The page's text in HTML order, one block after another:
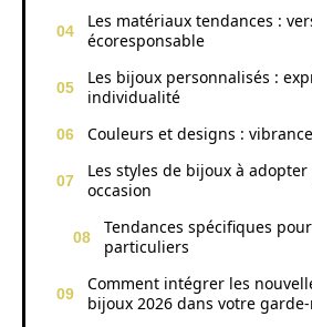
Les matériaux tendances :
écoresponsable
Les bijoux personnalisés :
individualité
Couleurs et designs :
Les styles de bijoux à
occasion
Tendances spécifiques
particuliers
Comment intégrer les
bijoux 2026 dans votre